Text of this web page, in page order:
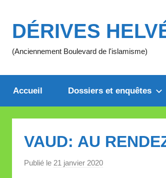
contenu
DÉRIVES
(Anciennement Boulevard de l'islamisme)
Accueil Dossiers et enquêtes
VAUD: AU
Publié le 21 janvier 2020